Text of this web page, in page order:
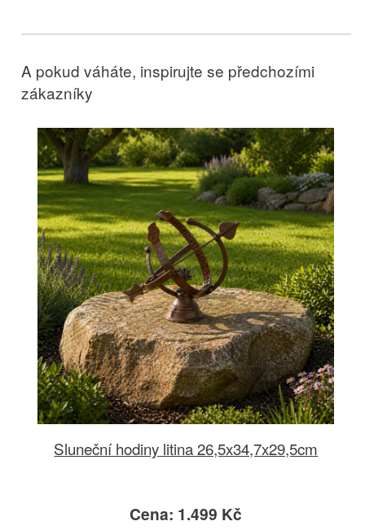
A pokud váháte, inspirujte se předchozími
zákazníky
Sluneční hodiny litina 26,5x34,7x29,5cm
Cena: 1.499 Kč